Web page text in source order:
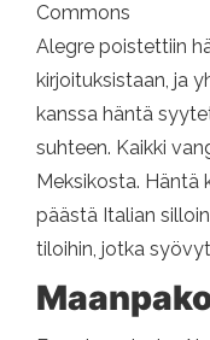
Commons
Alegre poistettiin
kirjoituksistaan, ja
kanssa häntä
suhteen. Kaikki
Meksikosta. Häntä
päästä Italian
tiloihin, jotka